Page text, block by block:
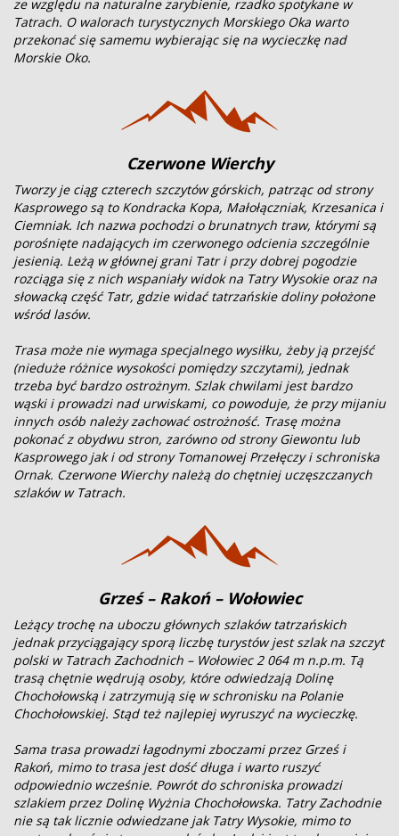
ze względu na naturalne zarybienie, rzadko spotykane w
Tatrach. O walorach turystycznych Morskiego Oka warto
przekonać się samemu wybierając się na wycieczkę nad
Morskie Oko.
Czerwone Wierchy
Tworzy je ciąg czterech szczytów górskich, patrząc od strony
Kasprowego są to Kondracka Kopa, Małołączniak, Krzesanica i
Ciemniak. Ich nazwa pochodzi o brunatnych traw, którymi są
porośnięte nadających im czerwonego odcienia szczególnie
jesienią. Leżą w głównej grani Tatr i przy dobrej pogodzie
rozciąga się z nich wspaniały widok na Tatry Wysokie oraz na
słowacką część Tatr, gdzie widać tatrzańskie doliny położone
wśród lasów.
Trasa może nie wymaga specjalnego wysiłku, żeby ją przejść
(nieduże różnice wysokości pomiędzy szczytami), jednak
trzeba być bardzo ostrożnym. Szlak chwilami jest bardzo
wąski i prowadzi nad urwiskami, co powoduje, że przy mijaniu
innych osób należy zachować ostrożność. Trasę można
pokonać z obydwu stron, zarówno od strony Giewontu lub
Kasprowego jak i od strony Tomanowej Przełęczy i schroniska
Ornak. Czerwone Wierchy należą do chętniej uczęszczanych
szlaków w Tatrach.
Grześ – Rakoń – Wołowiec
Leżący trochę na uboczu głównych szlaków tatrzańskich
jednak przyciągający sporą liczbę turystów jest szlak na szczyt
polski w Tatrach Zachodnich – Wołowiec 2 064 m n.p.m. Tą
trasą chętnie wędrują osoby, które odwiedzają Dolinę
Chochołowską i zatrzymują się w schronisku na Polanie
Chochołowskiej. Stąd też najlepiej wyruszyć na wycieczkę.
Sama trasa prowadzi łagodnymi zboczami przez Grześ i
Rakoń, mimo to trasa jest dość długa i warto ruszyć
odpowiednio wcześnie. Powrót do schroniska prowadzi
szlakiem przez Dolinę Wyżnia Chochołowska. Tatry Zachodnie
nie są tak licznie odwiedzane jak Tatry Wysokie, mimo to